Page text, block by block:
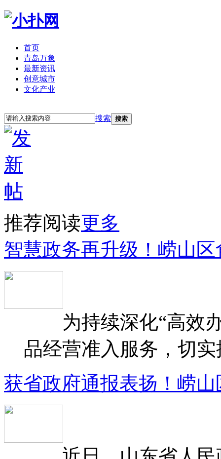
首页
青岛万象
最新资讯
创意城市
文化产业
搜索 搜索
推荐阅读更多
智慧政务再升级！崂山
为持续深化“高效办
品经营准入服务，切
获省政府通报表扬！崂